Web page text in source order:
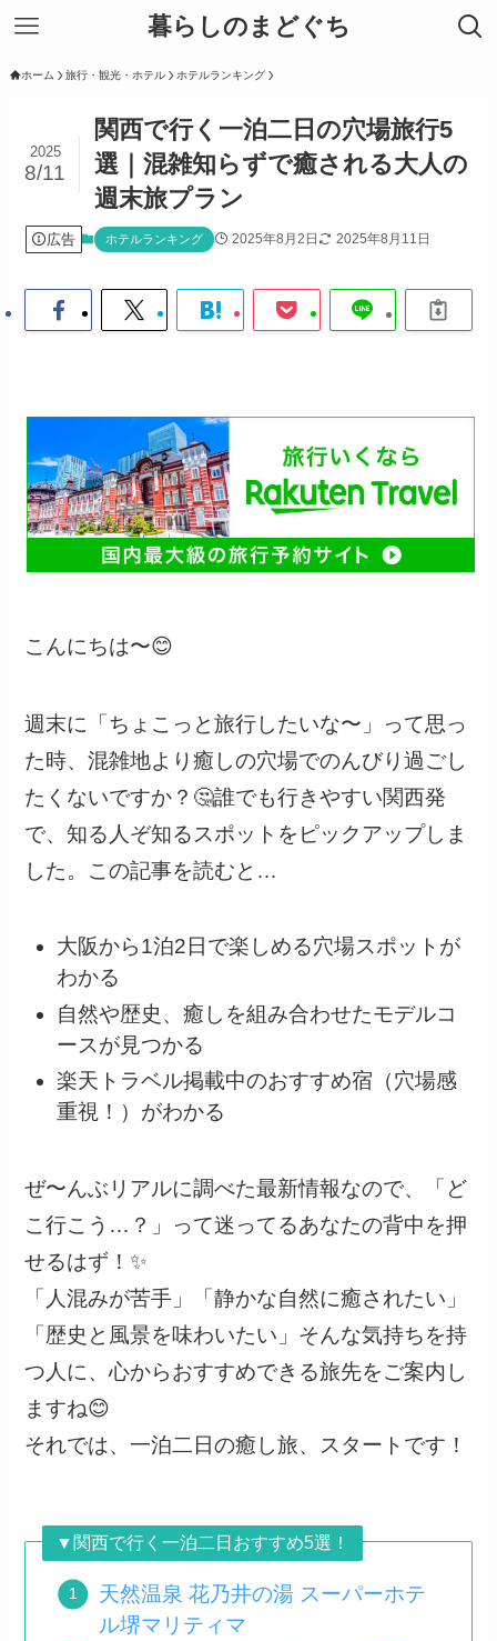
暮らしのまどぐち
ホーム 旅行・観光・ホテル ホテルランキング
関西で行く一泊二日の穴場旅行5
選｜混雑知らずで癒される大人の
週末旅プラン
2025
8/11
広告 ホテルランキング 2025年8月2日 2025年8月11日
こんにちは〜😊
週末に「ちょこっと旅行したいな〜」って思っ
た時、混雑地より癒しの穴場でのんびり過ごし
たくないですか？🤔誰でも行きやすい関西発
で、知る人ぞ知るスポットをピックアップしま
した。この記事を読むと…
大阪から1泊2日で楽しめる穴場スポットが
わかる
自然や歴史、癒しを組み合わせたモデルコ
ースが見つかる
楽天トラベル掲載中のおすすめ宿（穴場感
重視！）がわかる
ぜ〜んぶリアルに調べた最新情報なので、「ど
こ行こう…？」って迷ってるあなたの背中を押
せるはず！✨
「人混みが苦手」「静かな自然に癒されたい」
「歴史と風景を味わいたい」そんな気持ちを持
つ人に、心からおすすめできる旅先をご案内し
ますね😊
それでは、一泊二日の癒し旅、スタートです！
▼関西で行く一泊二日おすすめ5選！
天然温泉 花乃井の湯 スーパーホテ
ル堺マリティマ